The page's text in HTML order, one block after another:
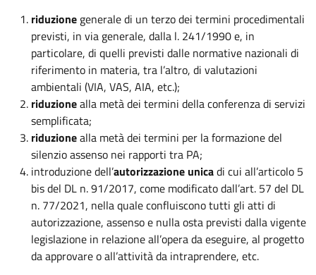
riduzione generale di un terzo dei termini procedimentali
previsti, in via generale, dalla l. 241/1990 e, in
particolare, di quelli previsti dalle normative nazionali di
riferimento in materia, tra l’altro, di valutazioni
ambientali (VIA, VAS, AIA, etc.);
riduzionealla metà dei termini della conferenza di servizi
semplificata;
riduzionealla metà dei termini per la formazione del
silenzio assenso nei rapporti tra PA;
introduzione dell’autorizzazione unicadi cui all’articolo 5
bis del DL n. 91/2017, come modificato dall’art. 57 del DL
n. 77/2021, nella quale confluiscono tutti gli atti di
autorizzazione, assenso e nulla osta previsti dalla vigente
legislazione in relazione all’opera da eseguire, al progetto
da approvare o all’attività da intraprendere, etc.